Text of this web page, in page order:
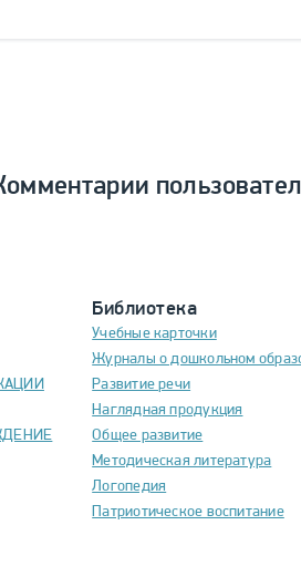
Библиотека
Учебные карточки
Журналы о дошкольном
Развитие речи
Наглядная продукция
Общее развитие
Методическая литература
Логопедия
Патриотическое воспитание